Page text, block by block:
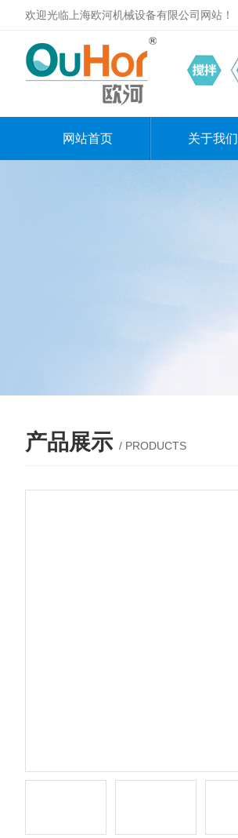
欢迎光临上海欧河机械设备有限公司网站！
网站首页 关于我们
产品展示 / PRODUCTS